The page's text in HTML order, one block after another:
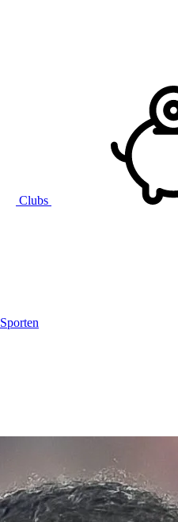
Clubs
Sporten